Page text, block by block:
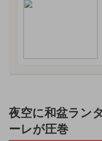
夜空に和盆ラン
ーレが圧巻